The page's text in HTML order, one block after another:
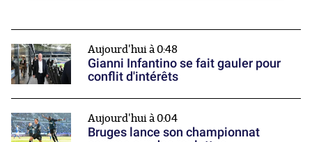
Aujourd'hui à 0:48
Gianni Infantino se fait gauler pour
conflit d'intérêts
Aujourd'hui à 0:04
Bruges lance son championnat